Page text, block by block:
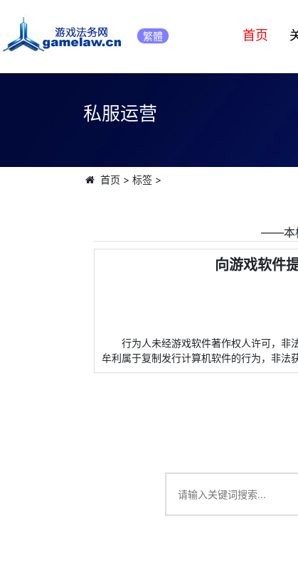
繁體 首页
私服运营
首页 > 标签>
――本
向游戏软件
行为人未经游戏软件著作权人许可，非
牟利属于复制发行计算机软件的行为，非法